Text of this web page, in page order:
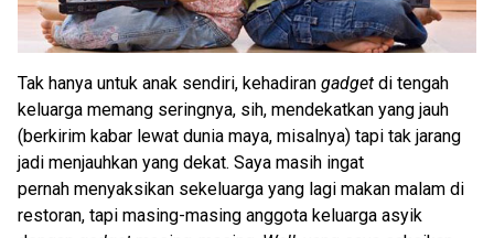
Tak hanya untuk anak sendiri, kehadiran gadget di tengah
keluarga memang seringnya, sih, mendekatkan yang jauh
(berkirim kabar lewat dunia maya, misalnya) tapi tak jarang
jadi menjauhkan yang dekat. Saya masih ingat
pernah menyaksikan sekeluarga yang lagi makan malam di
restoran, tapi masing-masing anggota keluarga asyik